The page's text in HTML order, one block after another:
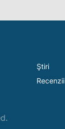
Ştiri
Recenzii